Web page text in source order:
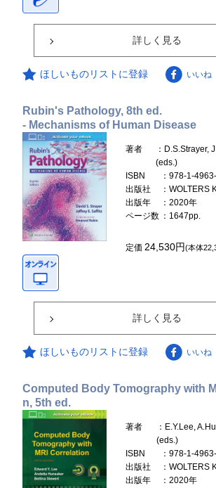
詳しく見る
ほしいものリストに登録 いいね
Rubin's Pathology, 8th ed.
- Mechanisms of Human Disease
著者
：D.S.Strayer,
(eds.)
ISBN
：978-1-
出版社
：WOLTERS
出版年
：2020年
ページ数 ：1647pp.
定価24,530円(本体
詳しく見る
ほしいものリストに登録 いいね
Computed Body Tomography with
n, 5th ed.
著者
：E.Y.Lee,
(eds.)
ISBN
：978-1-
出版社
：WOLTERS
出版年
：2020年